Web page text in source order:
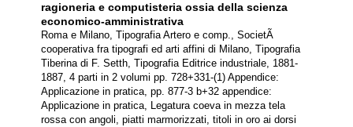
ragioneria e computisteria ossia della scienza
economico-amministrativa
Roma e Milano, Tipografia Artero e comp., SocietÃ
cooperativa fra tipografi ed arti affini di Milano, Tipografia
Tiberina di F. Setth, Tipografia Editrice industriale, 1881-
1887, 4 parti in 2 volumi pp. 728+331-(1) Appendice:
Applicazione in pratica, pp. 877-3 b+32 appendice:
Applicazione in pratica, Legatura coeva in mezza tela
rossa con angoli, piatti marmorizzati, titoli in oro ai dorsi